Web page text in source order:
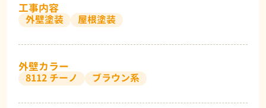
工事内容
外壁塗装 屋根塗装
外壁カラー
8112 チーノ ブラウン系